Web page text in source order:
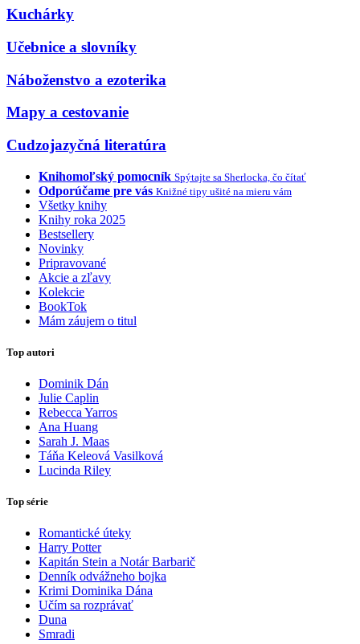
Kuchárky
Učebnice a slovníky
Náboženstvo a ezoterika
Mapy a cestovanie
Cudzojazyčná literatúra
Knihomoľský pomocník Spýtajte sa Sherlocka, čo čítať
Odporúčame pre vás Knižné tipy ušité na mieru vám
Všetky knihy
Knihy roka 2025
Bestsellery
Novinky
Pripravované
Akcie a zľavy
Kolekcie
BookTok
Mám záujem o titul
Top autori
Dominik Dán
Julie Caplin
Rebecca Yarros
Ana Huang
Sarah J. Maas
Táňa Keleová Vasilková
Lucinda Riley
Top série
Romantické úteky
Harry Potter
Kapitán Stein a Notár Barbarič
Denník odvážneho bojka
Krimi Dominika Dána
Učím sa rozprávať
Duna
Smradi